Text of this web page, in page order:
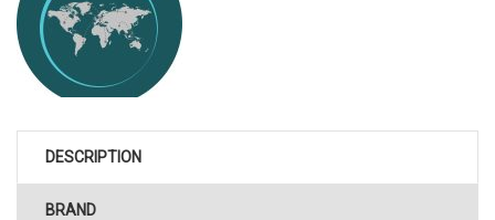
DESCRIPTION
BRAND